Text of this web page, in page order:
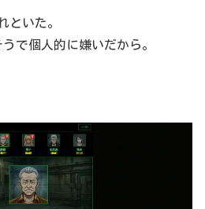
といた。
で個人的に嫌いだから。